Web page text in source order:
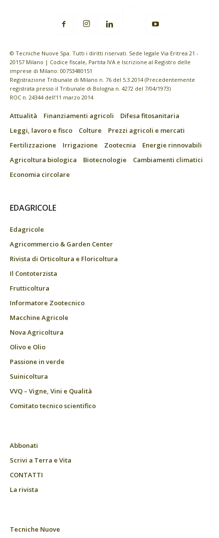
© Tecniche Nuove Spa. Tutti i diritti riservati. Sede legale Via Eritrea 21 -
20157 Milano | Codice fiscale, Partita IVA e Iscrizione al Registro delle
imprese di Milano: 00753480151
Registrazione Tribunale di Milano n. 76 del 5.3.2014 (Precedentemente
registrata presso il Tribunale di Bologna n. 4272 del 7/04/1973)
ROC n. 24344 dell’11 marzo 2014
Attualità Finanziamenti agricoli
Difesa fitosanitaria
Leggi, lavoro e fisco
Colture
Prezzi agricoli e mercati
Fertilizzazione
Irrigazione Zootecnia
Energie rinnovabili
Agricoltura biologica
Biotecnologie
Cambiamenti climatici
Economia circolare
EDAGRICOLE
Edagricole
Agricommercio & Garden Center
Rivista di Orticoltura e Floricoltura
Il Contoterzista
Frutticoltura
Informatore Zootecnico
Macchine Agricole
Nova Agricoltura
Olivo e Olio
Passione in verde
Suinicoltura
VVQ – Vigne, Vini e Qualità
Comitato tecnico scientifico
Abbonati
Scrivi a Terra e Vita
CONTATTI
La rivista
Tecniche Nuove